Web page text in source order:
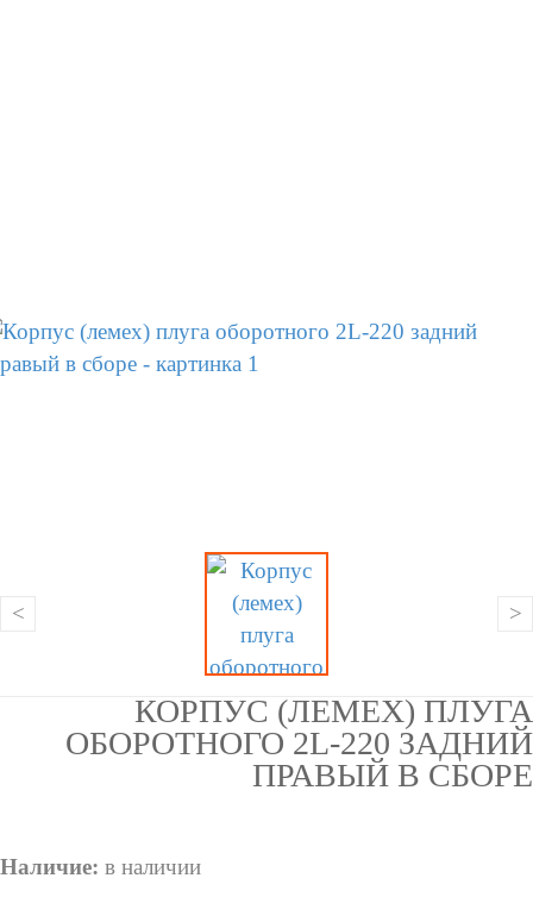
< >
КОРПУС (ЛЕМЕХ) ПЛУГА
ОБОРОТНОГО 2L-220 ЗАДНИЙ
ПРАВЫЙ В СБОРЕ
Наличие: в наличии